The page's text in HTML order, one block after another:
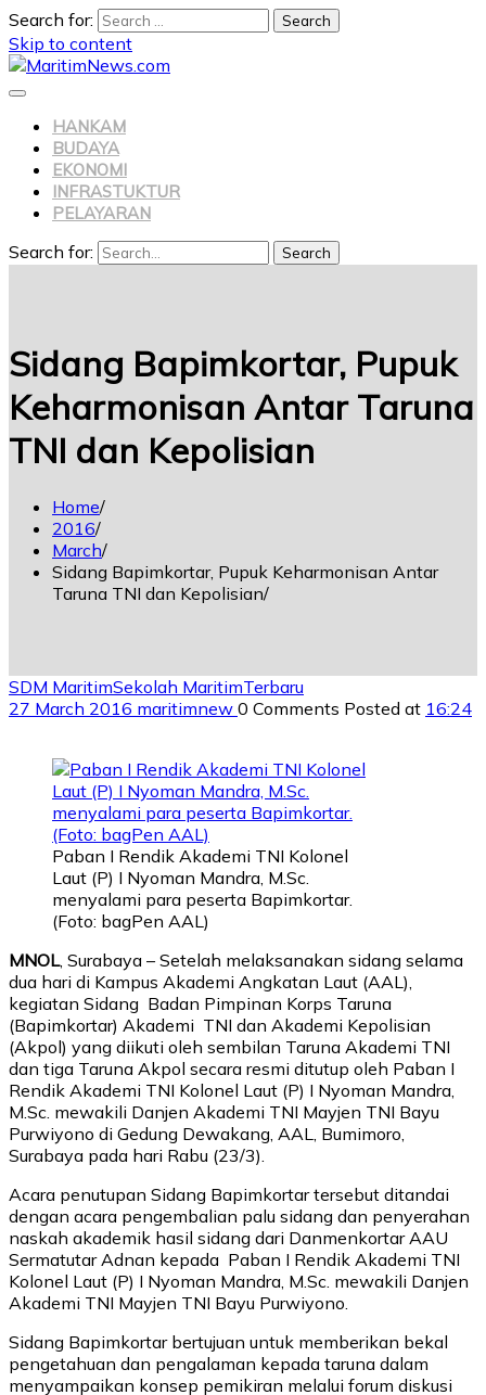
Search for:
Skip to content
HANKAM
BUDAYA
EKONOMI
INFRASTUKTUR
PELAYARAN
Search for: Search
Sidang Bapimkortar, Pupuk
Keharmonisan Antar Taruna
TNI dan Kepolisian
Home
2016
March
Sidang Bapimkortar, Pupuk Keharmonisan Antar
Taruna TNI dan Kepolisian
SDM MaritimSekolah MaritimTerbaru
27 March 2016 maritimnew 0 Comments Posted at 16:24
Paban I Rendik Akademi TNI Kolonel
Laut (P) I Nyoman Mandra, M.Sc.
menyalami para peserta Bapimkortar.
(Foto: bagPen AAL)
MNOL, Surabaya – Setelah melaksanakan sidang selama
dua hari di Kampus Akademi Angkatan Laut (AAL),
kegiatan Sidang Badan Pimpinan Korps Taruna
(Bapimkortar) Akademi TNI dan Akademi Kepolisian
(Akpol) yang diikuti oleh sembilan Taruna Akademi TNI
dan tiga Taruna Akpol secara resmi ditutup oleh Paban I
Rendik Akademi TNI Kolonel Laut (P) I Nyoman Mandra,
M.Sc. mewakili Danjen Akademi TNI Mayjen TNI Bayu
Purwiyono di Gedung Dewakang, AAL, Bumimoro,
Surabaya pada hari Rabu (23/3).
Acara penutupan Sidang Bapimkortar tersebut ditandai
dengan acara pengembalian palu sidang dan penyerahan
naskah akademik hasil sidang dari Danmenkortar AAU
Sermatutar Adnan kepada Paban I Rendik Akademi TNI
Kolonel Laut (P) I Nyoman Mandra, M.Sc. mewakili Danjen
Akademi TNI Mayjen TNI Bayu Purwiyono.
Sidang Bapimkortar bertujuan untuk memberikan bekal
pengetahuan dan pengalaman kepada taruna dalam
menyampaikan konsep pemikiran melalui forum diskusi